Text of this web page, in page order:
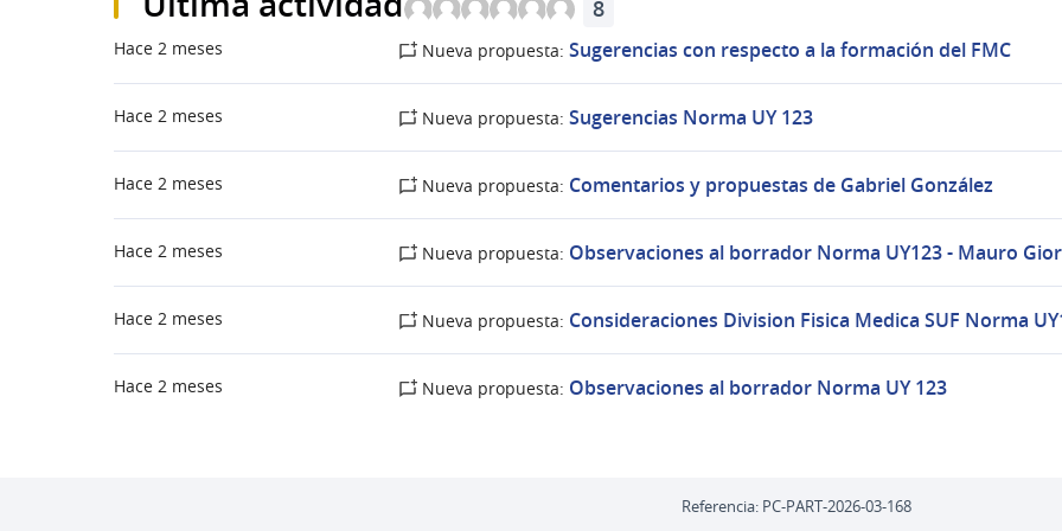
8
Hace 2 meses Nueva propuesta: Sugerencias con respecto a la formación del FMC
Hace 2 meses Nueva propuesta: Sugerencias Norma UY 123
Hace 2 meses Nueva propuesta: Comentarios y propuestas de Gabriel González
Hace 2 meses Nueva propuesta: Observaciones al borrador Norma UY123 - Mauro
Hace 2 meses Nueva propuesta: Consideraciones Division Fisica Medica SUF Norma
Hace 2 meses Nueva propuesta: Observaciones al borrador Norma UY 123
Referencia: PC-PART-2026-03-168